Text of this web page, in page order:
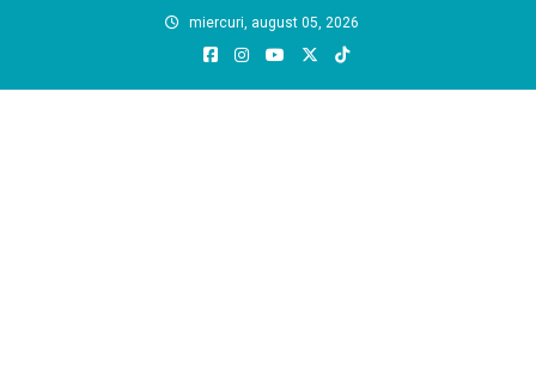
miercuri, august 05, 2026